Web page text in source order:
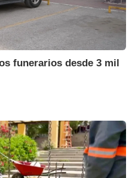
funerarios desde 3 mil